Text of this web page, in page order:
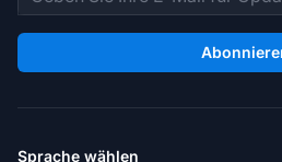
Sprache wählen